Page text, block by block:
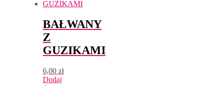
BAŁWANY
Z
GUZIKAMI
6,00 zł
Dodaj